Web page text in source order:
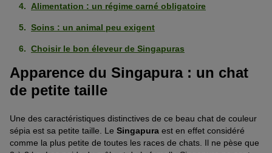
Alimentation : un régime carné obligatoire
Soins : un animal peu exigent
Choisir le bon éleveur de Singapuras
Apparence du Singapura : un chat
de petite taille
Une des caractéristiques distinctives de ce beau chat de couleur
sépia est sa petite taille. Le Singapura est en effet considéré
comme la plus petite de toutes les races de chats. Il ne pèse que